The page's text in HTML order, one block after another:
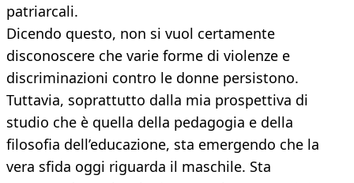
patriarcali.
Dicendo questo, non si vuol certamente
disconoscere che varie forme di violenze e
discriminazioni contro le donne persistono.
Tuttavia, soprattutto dalla mia prospettiva di
studio che è quella della pedagogia e della
filosofia dell’educazione, sta emergendo che la
vera sfida oggi riguarda il maschile. Sta